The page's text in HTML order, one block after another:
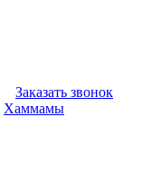
Заказать звонок
Хаммамы